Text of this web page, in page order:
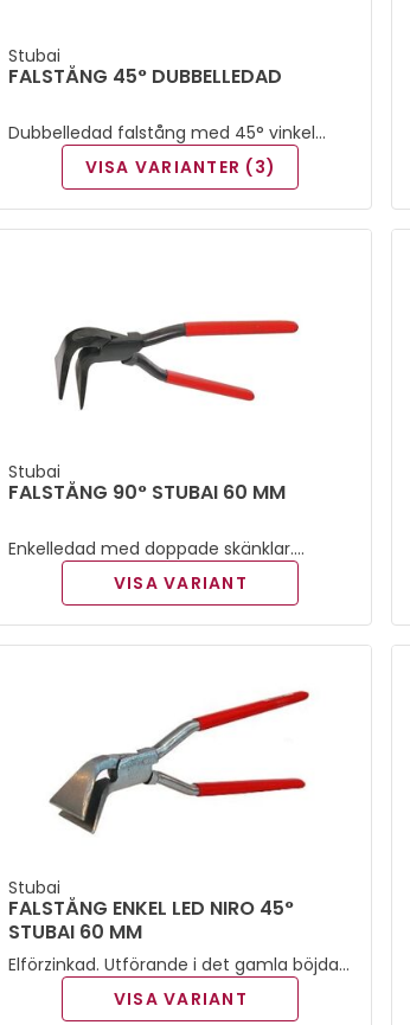
Stubai
FALSTÅNG 45° DUBBELLEDAD
Dubbelledad falstång med 45° vinkel
och doppade skänklar.
VISA VARIANTER (3)
Stubai
FALSTÅNG 90° STUBAI 60 MM
Enkelledad med doppade skänklar.
Vinklad i 90 grader.VISA VARIANT
Stubai
FALSTÅNG ENKEL LED NIRO 45°
STUBAI 60 MM
Elförzinkad. Utförande i det gamla böjda
modellen. Vinklad i 45 grader. Doppade
VISA VARIANT